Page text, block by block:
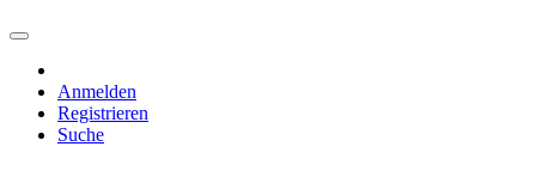
Anmelden
Registrieren
Suche